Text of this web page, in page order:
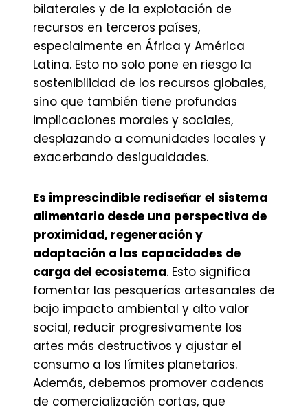
bilaterales y de la explotación de
recursos en terceros países,
especialmente en África y América
Latina. Esto no solo pone en riesgo la
sostenibilidad de los recursos globales,
sino que también tiene profundas
implicaciones morales y sociales,
desplazando a comunidades locales y
exacerbando desigualdades.
Es imprescindible rediseñar el sistema
alimentario desde una perspectiva de
proximidad, regeneración y
adaptación a las capacidades de
carga del ecosistema. Esto significa
fomentar las pesquerías artesanales de
bajo impacto ambiental y alto valor
social, reducir progresivamente los
artes más destructivos y ajustar el
consumo a los límites planetarios.
Además, debemos promover cadenas
de comercialización cortas, que